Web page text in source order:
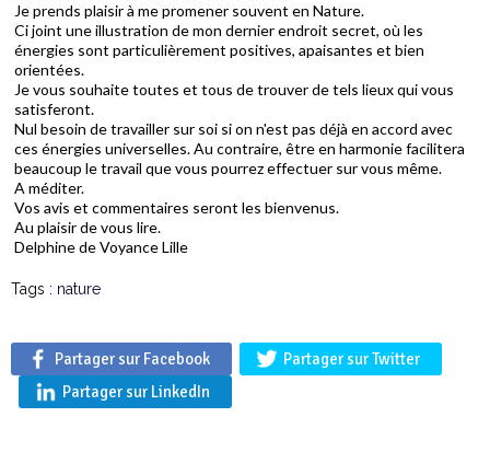
Je prends plaisir à me promener souvent en Nature.
Ci joint une illustration de mon dernier endroit secret, où les
énergies sont particulièrement positives, apaisantes et bien
orientées.
Je vous souhaite toutes et tous de trouver de tels lieux qui vous
satisferont.
Nul besoin de travailler sur soi si on n'est pas déjà en accord avec
ces énergies universelles. Au contraire, être en harmonie facilitera
beaucoup le travail que vous pourrez effectuer sur vous même.
A méditer.
Vos avis et commentaires seront les bienvenus.
Au plaisir de vous lire.
Delphine de Voyance Lille
Tags : nature
Partager sur Facebook
Partager sur Twitter
Partager sur LinkedIn